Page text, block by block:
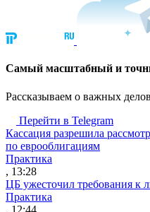
Cамый масштабный и
Рассказываем о важных
Перейти в Telegram
Кассация разрешила
по еврооблигациям
Практика
, 13:28
ЦБ ужесточил требования к
Практика
, 12:44